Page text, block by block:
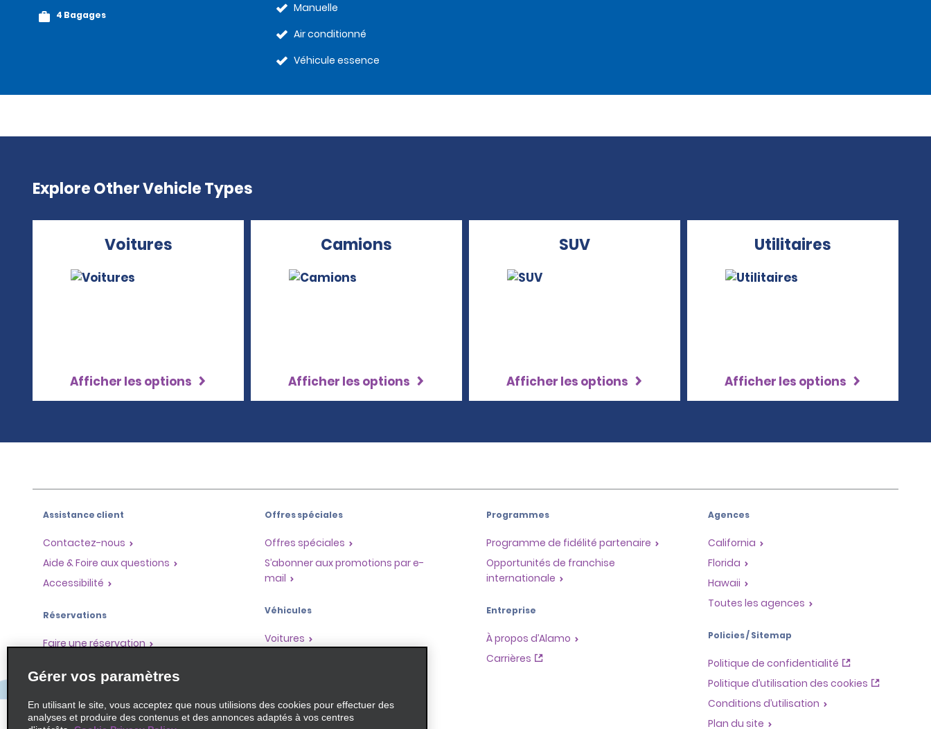
4 Bagages
Manuelle
Air conditionné
Véhicule essence
Explore Other Vehicle Types
Voitures
Afficher les options
Camions
Afficher les options
SUV
Afficher les options
Utilitaires
Afficher les options
Assistance client
Contactez-nous
Aide & Foire aux questions
Accessibilité
Réservations
Faire une réservation
Enregistrement accéléré
Ne pas passer par le comptoir
Trajets passés / Reçus
Offres spéciales
Offres spéciales
S’abonner aux promotions par e-
mail
Véhicules
Voitures
Programmes
Programme de fidélité partenaire
Opportunités de franchise
internationale
Entreprise
À propos d’Alamo
Carrières
Agences
California
Florida
Hawaii
Toutes les agences
Policies / Sitemap
Politique de confidentialité
Politique d’utilisation des cookies
Conditions d’utilisation
Plan du site
Gérer vos paramètres
En utilisant le site, vous acceptez que nous utilisions des cookies pour effectuer des
analyses et produire des contenus et des annonces adaptés à vos centres